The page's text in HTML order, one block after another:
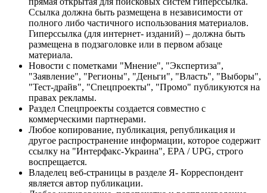
Ссылка должна быть размещена в независимости от
полного либо частичного использования материалов.
Гиперссылка (для интернет- изданий) – должна быть
размещена в подзаголовке или в первом абзаце
материала.
Новости с пометками "Мнение", "Экспертиза",
"Заявление", "Регионы", "Деньги", "Власть", "Выборы",
"Тест-драйв", "Спецпроекты", "Промо" публикуются на
правах рекламы.
Раздел Спецпроекты создается совместно с
коммерческими партнерами.
Любое копирование, публикация, републикация и
другое распространение информации, которое содержит
ссылку на "Интерфакс-Украина", EPA / UPG, строго
воспрещается.
Владелец веб-страницы в разделе Я- Корреспондент
является автор публикации.